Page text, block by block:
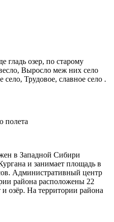
озер, по старому
Выросло меж них село
село, Трудовое, славное село .
полета
в Западной Сибири
и занимает площадь в
Административный центр
района расположены 22
озёр. На территории района